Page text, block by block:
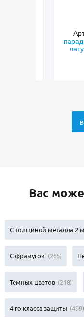
Арт-
парадная
латуни,
95
Вас
С толщиной металла 2
С фрамугой (265)
Темных цветов (218)
4-го класса защиты (499)